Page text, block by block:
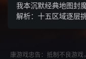
我本沉默经典地图封
解析：十五区域逐层
康游戏忠告：抵制不良游戏